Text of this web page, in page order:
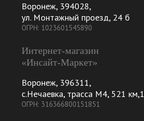
Воронеж, 394028,
ул. Монтажный проезд, 24 б
ОГРН: 1023601545890
Интернет-магазин
«Инсайт-Маркет»
Воронеж, 396311,
с.Нечаевка, трасса М4, 521 км,1
ОГРН: 316366800151851